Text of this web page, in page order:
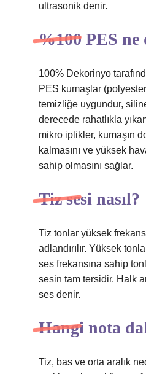
ultrasonik denir.
%100 PES ne
100% Dekorinyo
PES kumaşlar (polyester
temizliğe uygundur,
derecede rahatlıkla
mikro iplikler, kumaşın
kalmasını ve yüksek
sahip olmasını sağlar.
Tiz sesi nasıl?
Tiz tonlar yüksek
adlandırılır. Yüksek
ses frekansına sahip
sesin tam tersidir. Halk
ses denir.
Hangi nota
Tiz, bas ve orta aralık